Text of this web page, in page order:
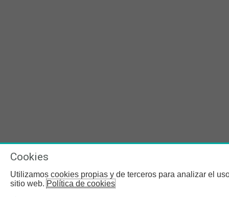
Cookies
Utilizamos cookies propias y de terceros para analizar el
sitio web.Política de cookies